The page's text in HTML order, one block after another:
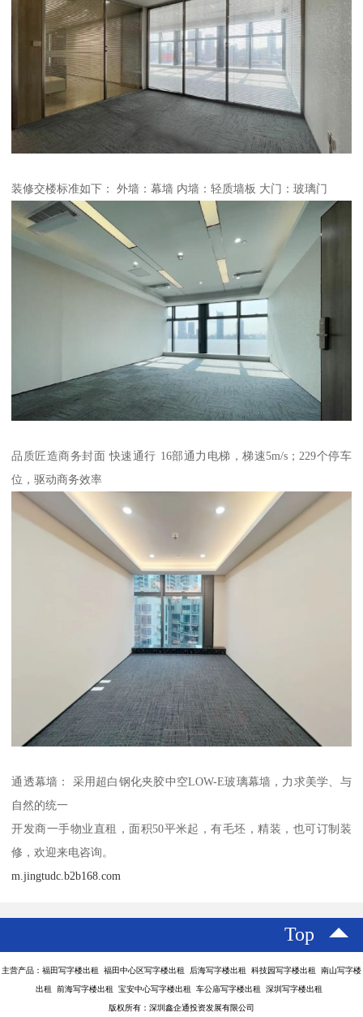
装修交楼标准如下： 外墙：幕墙 内墙：轻质墙板 大门：玻璃门
品质匠造商务封面 快速通行 16部通力电梯，梯速5m/s；229个停车
位，驱动商务效率
通透幕墙： 采用超白钢化夹胶中空LOW-E玻璃幕墙，力求美学、与
自然的统一
开发商一手物业直租，面积50平米起，有毛坯，精装，也可订制装
修，欢迎来电咨询。
m.jingtudc.b2b168.com
Top
主营产品：福田写字楼出租 福田中心区写字楼出租 后海写字楼出租 科技园写字楼出租 南山写字楼
出租 前海写字楼出租 宝安中心写字楼出租 车公庙写字楼出租 深圳写字楼出租
版权所有：深圳鑫企通投资发展有限公司